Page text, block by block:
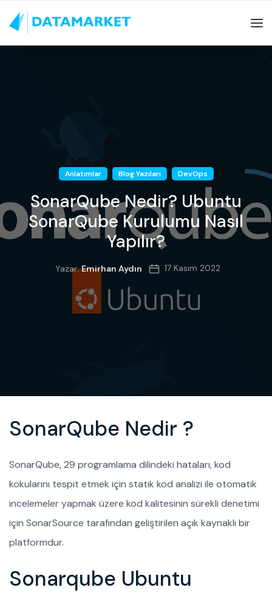
Anlatımlar Blog Yazıları DevOps
SonarQube Nedir? Ubuntu
SonarQube Kurulumu Nasıl
Yapılır?
Yazar: Emirhan Aydın 17 Kasım 2022
SonarQube Nedir ?
SonarQube, 29 programlama dilindeki hataları, kod
kokularını tespit etmek için statik kod analizi ile otomatik
incelemeler yapmak üzere kod kalitesinin sürekli denetimi
için SonarSource tarafından geliştirilen açık kaynaklı bir
platformdur.
Sonarqube Ubuntu